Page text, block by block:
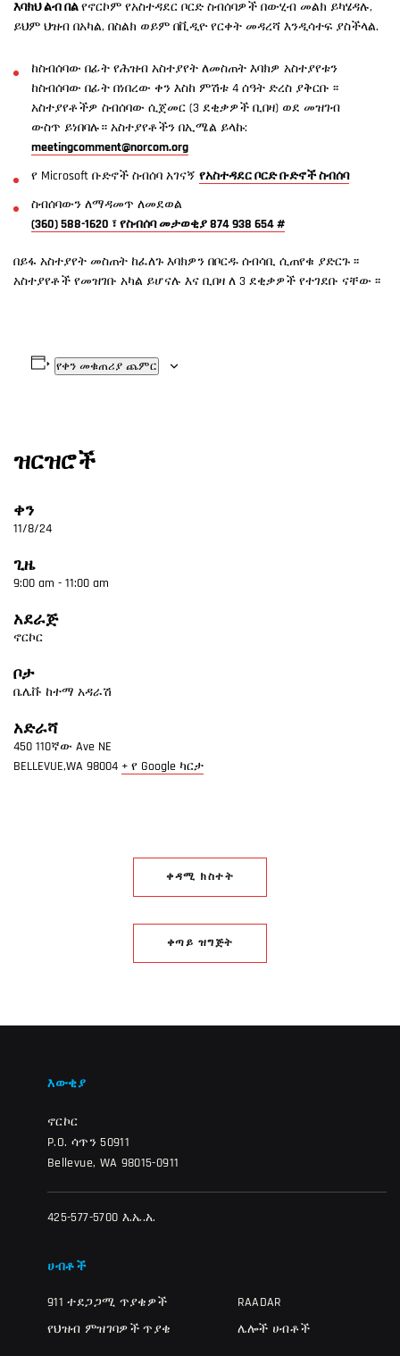
እባክህ ልብ በል የኖርኮም የአስተዳደር ቦርድ ስብሰባዎች በውሂብ መልክ ይካሄዳሉ,
ይህም ህዝብ በአካል, በስልክ ወይም በቪዲዮ የርቀት መዳረሻ እንዲሳተፍ ያስችላል.
ከስብሰባው በፊት የሕዝብ አስተያየት ለመስጠት እባክዎ አስተያየቱን
ከስብሰባው በፊት በነበረው ቀን እስከ ምሽቱ 4 ሰዓት ድረስ ያቅርቡ ፡፡
አስተያየቶችዎ ስብሰባው ሲጀመር (3 ደቂቃዎች ቢበዛ) ወደ መዝገብ
ውስጥ ይነበባሉ። አስተያየቶችን በኢሜል ይላኩ:
meetingcomment@norcom.org
የ Microsoft ቡድኖች ስብሰባ አገናኝ የአስተዳደር ቦርድ ቡድኖች ስብሰባ
ስብሰባውን ለማዳመጥ ለመደወል
(360) 588-1620 ፣ የስብሰባ መታወቂያ 874 938 654 #
በይፋ አስተያየት መስጠት ከፈለጉ እባክዎን በቦርዱ ሰብሳቢ ሲጠየቁ ያድርጉ ፡፡
አስተያየቶች የመዝገቡ አካል ይሆናሉ እና ቢበዛ ለ 3 ደቂቃዎች የተገደቡ ናቸው ፡፡
የቀን መቁጠሪያ ጨምር
ዝርዝሮች
ቀን
11/8/24
ጊዜ
9:00 am - 11:00 am
አደራጅ
ኖርኮር
ቦታ
ቤሌቩ ከተማ አዳራሽ
አድራሻ
450 110ኛው Ave NE
BELLEVUE,WA 98004 + የ Google ካርታ
ቀዳሚ ክስተት
ቀጣይ ዝግጅት
እውቂያ
ኖርኮር
P.O. ሳጥን 50911
Bellevue, WA 98015-0911
425-577-5700 እ.ኤ.አ.
ሀብቶች
911 ተደጋጋሚ ጥያቄዎች
የህዝብ ምዝገባዎች ጥያቄ
RAADAR
ሌሎች ሀብቶች